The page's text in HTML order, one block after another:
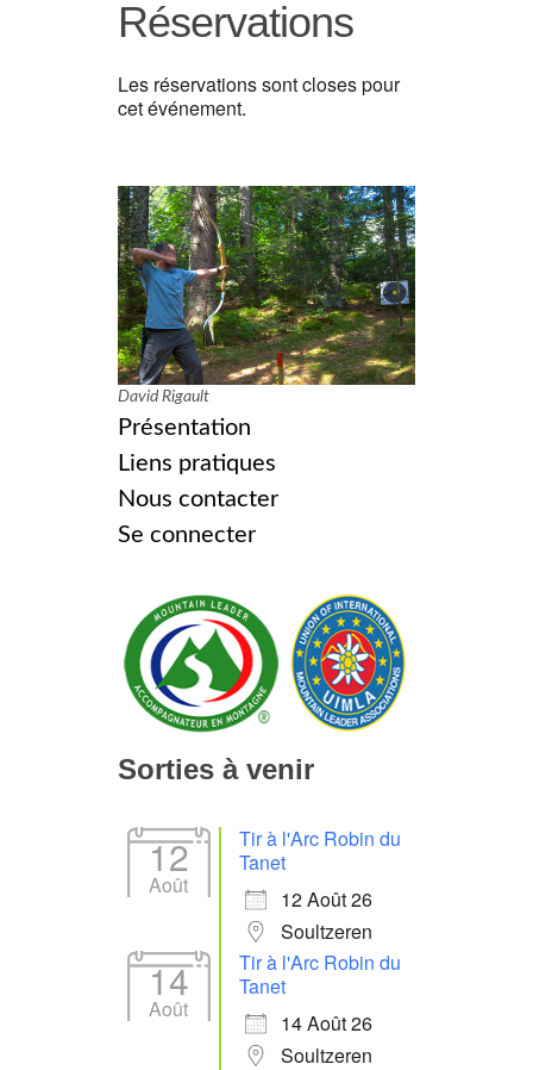
Réservations
Les réservations sont closes pour
cet événement.
David Rigault
Présentation
Liens pratiques
Nous contacter
Se connecter
Sorties à venir
12
Août
Tir à l'Arc Robin du
Tanet
12 Août 26
Soultzeren
14
Août
Tir à l'Arc Robin du
Tanet
14 Août 26
Soultzeren